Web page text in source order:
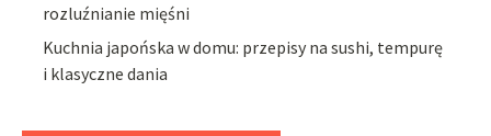
rozluźnianie mięśni
Kuchnia japońska w domu: przepisy na sushi, tempurę
i klasyczne dania